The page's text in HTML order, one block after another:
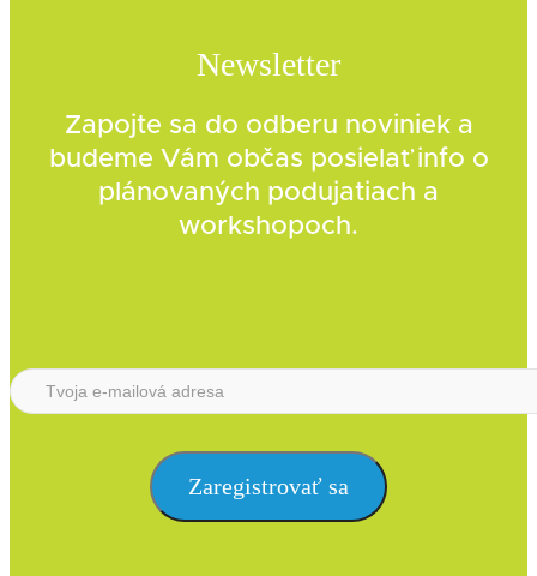
Newsletter
Zapojte sa do odberu noviniek a
budeme Vám občas posielať info o
plánovaných podujatiach a
workshopoch.